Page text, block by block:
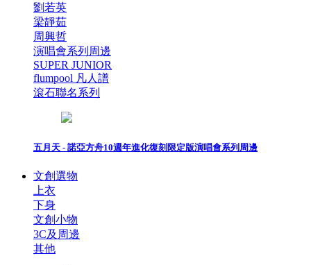
劉若英
梁靜茹
周興哲
演唱會系列周邊
SUPER JUNIOR
flumpool 凡人譜
滾石聯名系列
五月天 - 諾亞方舟10週年進化復刻限定版演唱會系列周邊
文創選物
上衣
下身
文創小物
3C及周邊
其他